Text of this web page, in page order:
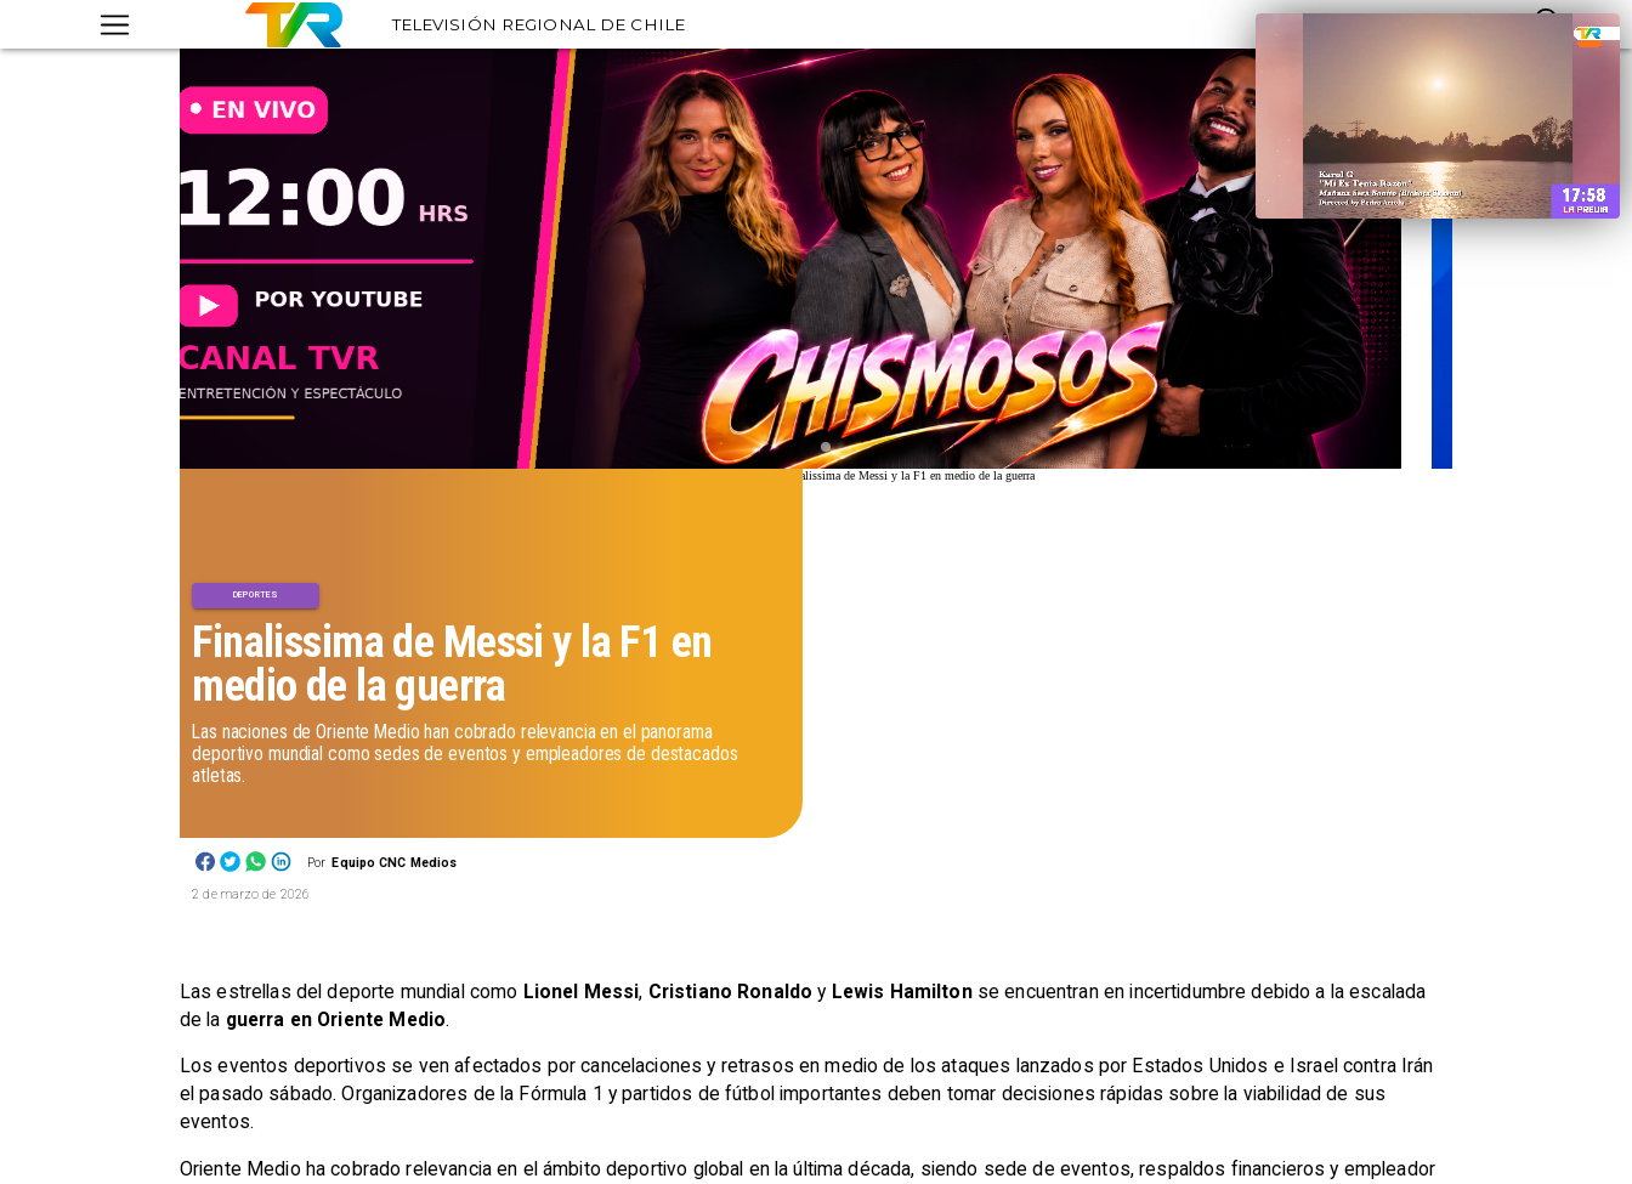
TELEVISIÓN REGIONAL DE CHILE
Por Equipo CNC Medios
Finalissima de Messi y la F1 en
medio de la guerra
DEPORTES
Las naciones de Oriente Medio han cobrado relevancia en el panorama
deportivo mundial como sedes de eventos y empleadores de destacados
atletas.
2 de marzo de 2026
Las estrellas del deporte mundial como Lionel Messi, Cristiano Ronaldo y Lewis Hamiltonse encuentran en incertidumbre debido a la escalada
de la guerra en Oriente Medio.
Los eventos deportivos se ven afectados por cancelaciones y retrasos en medio de los ataques lanzados por Estados Unidos e Israel contra Irán
el pasado sábado. Organizadores de la Fórmula 1 y partidos de fútbol importantes deben tomar decisiones rápidas sobre la viabilidad de sus
eventos.
Oriente Medio ha cobrado relevancia en el ámbito deportivo global en la última década, siendo sede de eventos, respaldos financieros y empleador